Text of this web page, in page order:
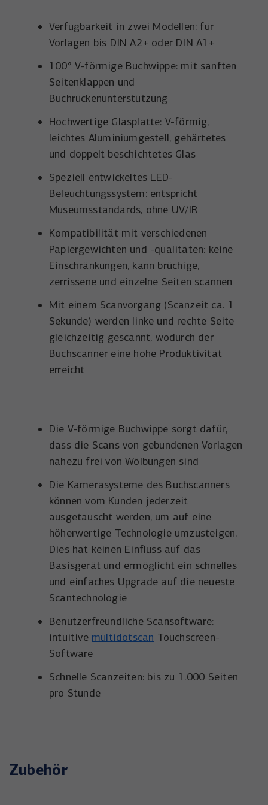
Verfügbarkeit in zwei Modellen: für
Vorlagen bis DIN A2+ oder DIN A1+​
100° V-förmige Buchwippe: mit sanften
Seitenklappen und
Buchrückenunterstützung​
Hochwertige Glasplatte: V-förmig,
leichtes Aluminiumgestell, gehärtetes
und doppelt beschichtetes Glas
Speziell entwickeltes LED-
Beleuchtungssystem: entspricht
Museumsstandards, ohne UV/IR
Kompatibilität mit verschiedenen
Papiergewichten und -qualitäten: keine
Einschränkungen, kann brüchige,
zerrissene und einzelne Seiten scannen
Mit einem Scanvorgang (Scanzeit ca. 1
Sekunde) werden linke und rechte Seite
gleichzeitig gescannt, wodurch der
Buchscanner eine hohe Produktivität
erreicht​
Die V-förmige Buchwippe sorgt dafür,
dass die Scans von gebundenen Vorlagen
nahezu frei von Wölbungen sind
Die Kamerasysteme des Buchscanners
können vom Kunden jederzeit
ausgetauscht werden, um auf eine
höherwertige Technologie umzusteigen.
Dies hat keinen Einfluss auf das
Basisgerät und ermöglicht ein schnelles
und einfaches Upgrade auf die neueste
Scantechnologie
Benutzerfreundliche Scansoftware:
intuitive multidotscan Touchscreen-
Software
Schnelle Scanzeiten: bis zu 1.000 Seiten
pro Stunde​
Zubehör
Anbieter Microsoft Corporation
Laufzeit 1 Tag
Zweck
Wird von Microsoft Bing Ads verwendet
um Nutzer über Webseiten hinweg zu
Laufzeit 6 Monate
Zweck
entsperren.